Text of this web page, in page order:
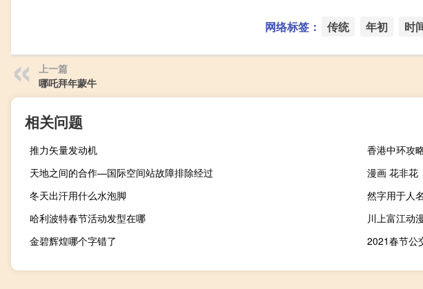
网络标签： 传统 年初 时
上一篇
哪吒拜年蒙牛
相关问题
推力矢量发动机
香港中环攻
天地之间的合作—国际空间站故障排除经过
漫画 花非花
冬天出汗用什么水泡脚
然字用于人
哈利波特春节活动发型在哪
川上富江动
金碧辉煌哪个字错了
2021春节公